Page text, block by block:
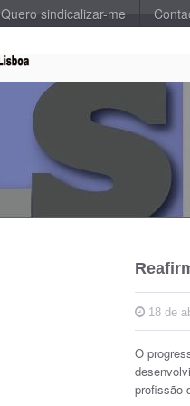
Quero sindicalizar-me
18 de
O
profissão